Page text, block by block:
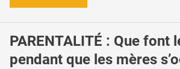
PARENTALITÉ : Que font
pendant que les mères